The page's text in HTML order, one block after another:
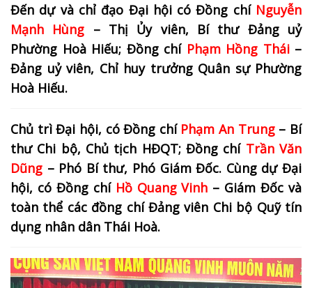
Đến dự và chỉ đạo Đại hội có Đồng chí Nguyễn
Mạnh Hùng – Thị Ủy viên, Bí thư Đảng uỷ
Phường Hoà Hiếu; Đồng chí Phạm Hồng Thái–
Đảng uỷ viên, Chỉ huy trưởng Quân sự Phường
Hoà Hiếu.
Chủ trì Đại hội, có Đồng chíPhạm An Trung– Bí
thư Chi bộ, Chủ tịch HĐQT; Đồng chí Trần Văn
Dũng – Phó Bí thư, Phó Giám Đốc. Cùng dự Đại
hội, có Đồng chí Hồ Quang Vinh – Giám Đốc và
toàn thể các đồng chí Đảng viên Chi bộ Quỹ tín
dụng nhân dân Thái Hoà.